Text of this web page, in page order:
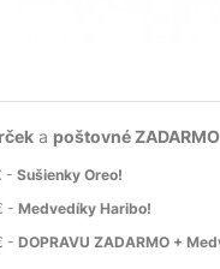
a poštovné ZADARMO
- Sušienky Oreo!
- Medvedíky Haribo!
- DOPRAVU ZADARMO +